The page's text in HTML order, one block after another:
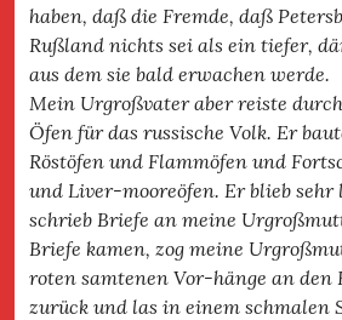
haben, daß die Fremde, daß
Rußland nichts sei als ein tiefer,
aus dem sie bald erwachen werde.
Mein Urgroßvater aber reiste
Öfen für das russische Volk. Er
Röstöfen und Flammöfen und
und Liver-mooreöfen. Er blieb sehr
schrieb Briefe an meine
Briefe kamen, zog meine
roten samtenen Vor-hänge an den
zurück und las in einem schmalen